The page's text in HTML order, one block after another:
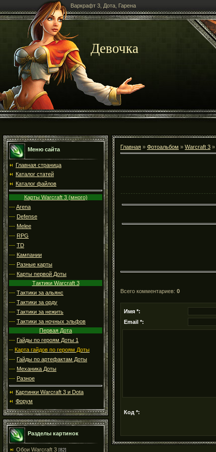
Варкрафт 3, Дота, Гарена
Девочка
Меню сайта
Главная страница
Каталог статей
Каталог файлов
Карты Warcraft 3 (много)
---Arena
--- Defense
--- Melee
--- RPG
--- TD
--- Кампании
--- Разные карты
--- Карты первой Доты
Тактики Warcraft 3
--- Тактики за альянс
--- Тактики за орду
--- Тактики за нежить
--- Тактики за ночных эльфов
Первая Дота
--- Гайды по героям Доты 1
-- Карта гайдов по героям Доты
--- Гайды по артефактам Доты
--- Механика Доты
--- Разное
Картинки Warcraft 3 и Dota
Форум
Разделы картинок
Обои Warcraft 3 [82]
Главная » Фотоальбом » Warcraft 3 »
Всего комментариев: 0
Имя *:
Email *:
Код *: